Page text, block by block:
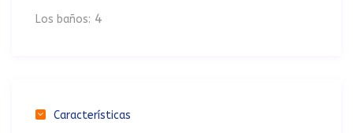
Los baños: 4
Características